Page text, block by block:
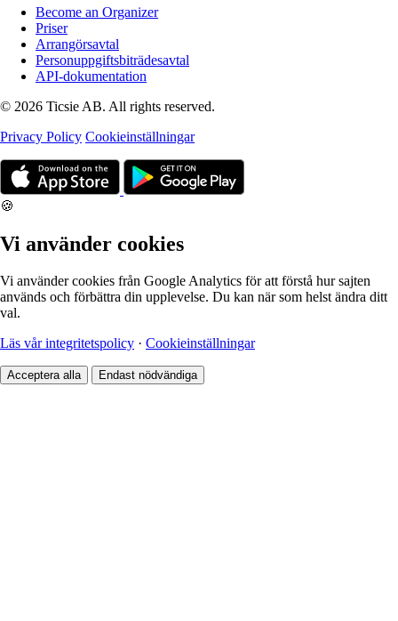
Become an Organizer
Priser
Arrangörsavtal
Personuppgiftsbiträdesavtal
API-dokumentation
© 2026 Ticsie AB. All rights reserved.
Privacy Policy Cookieinställningar
🍪
Vi använder cookies
Vi använder cookies från Google Analytics för att förstå hur sajten
används och förbättra din upplevelse. Du kan när som helst ändra ditt
val.
Läs vår integritetspolicy · Cookieinställningar
Acceptera alla Endast nödvändiga